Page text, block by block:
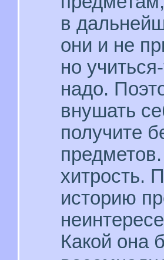
в
они и не
но
надо.
внушать
получите
предметов.
хитрость.
историю
Какой она